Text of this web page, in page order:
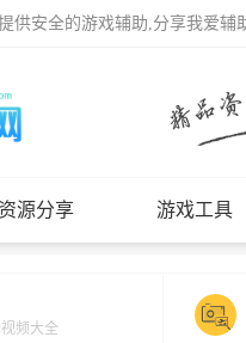
供安全的游戏辅助,分享我爱
资源分享 游戏工具
频大全